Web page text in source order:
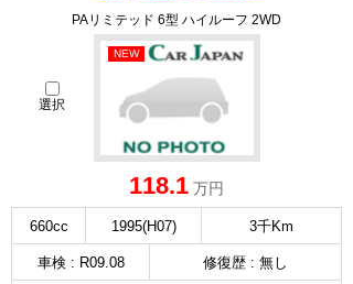
PAリミテッド 6型 ハイルーフ 2WD
選択
NEW
118.1 万円
660cc 1995(H07) 3千Km
車検 : R09.08 修復歴 : 無し